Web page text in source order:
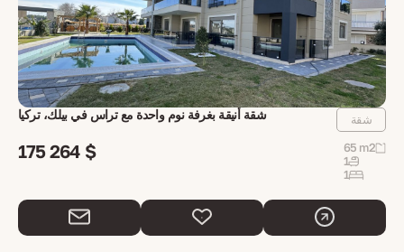
شقة أنيقة بغرفة نوم واحدة مع تراس في بيلك، تركيا شقة
175 264 $
65 m2
1
1